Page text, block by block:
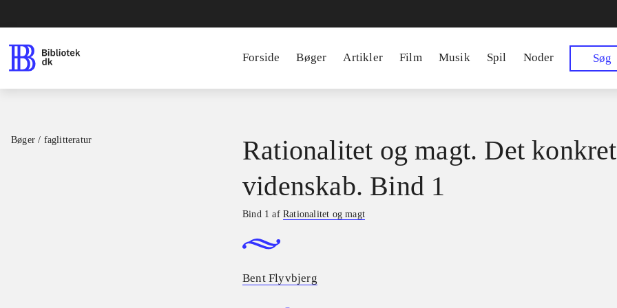
Forside Bøger Artikler Film Musik Spil Noder Søg
Bøger / faglitteratur
Rationalitet og magt. Det
videnskab. Bind 1
Bind 1 afRationalitet og magt
Bent Flyvbjerg